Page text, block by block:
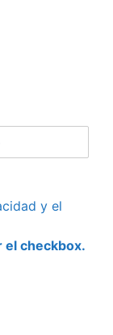
y el
el checkbox.